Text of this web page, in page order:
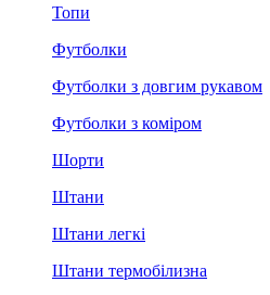
Топи
Футболки
Футболки з довгим рукавом
Футболки з коміром
Шорти
Штани
Штани легкі
Штани термобілизна